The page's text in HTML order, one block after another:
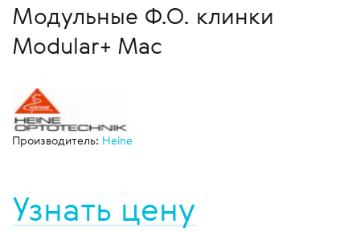
Модульные Ф.О. клинки
Modular+ Mac
Производитель: Heine
Узнать цену